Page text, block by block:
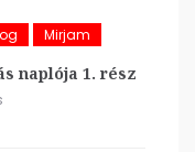
Mirjam
naplója 1. rész